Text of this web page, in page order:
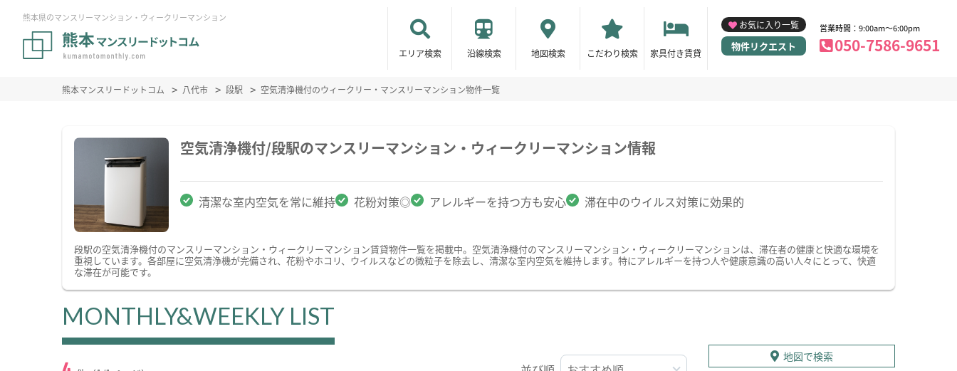
熊本県のマンスリーマンション・ウィークリーマンション
エリア検索 沿線検索 地図検索 こだわり検索 家具付き賃貸
お気に入り一覧
物件リクエスト
営業時間：9:00am～6:00pm
050-7586-9651
熊本マンスリードットコム 八代市 段駅 空気清浄機付のウィークリー・マンスリーマンション物件一覧
空気清浄機付/段駅のマンスリーマンション・ウィークリーマンション情報
清潔な室内空気を常に維持 花粉対策◎ アレルギーを持つ方も安心 滞在中のウイルス対策に効果的
段駅の空気清浄機付のマンスリーマンション・ウィークリーマンション賃貸物件一覧を掲載中。空気清浄機付のマンスリーマンション・ウィークリーマンションは、滞在者の健康と快適な環境を
重視しています。各部屋に空気清浄機が完備され、花粉やホコリ、ウイルスなどの微粒子を除去し、清潔な室内空気を維持します。特にアレルギーを持つ人や健康意識の高い人々にとって、快適
な滞在が可能です。
MONTHLY&WEEKLY LIST
地図で検索